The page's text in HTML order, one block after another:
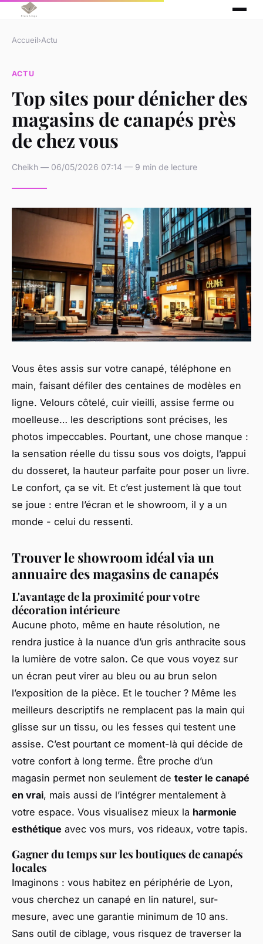
Accueil›Actu
ACTU
Top sites pour dénicher des
magasins de canapés près
de chez vous
Cheikh — 06/05/2026 07:14 — 9 min de lecture
Vous êtes assis sur votre canapé, téléphone en
main, faisant défiler des centaines de modèles en
ligne. Velours côtelé, cuir vieilli, assise ferme ou
moelleuse… les descriptions sont précises, les
photos impeccables. Pourtant, une chose manque :
la sensation réelle du tissu sous vos doigts, l’appui
du dosseret, la hauteur parfaite pour poser un livre.
Le confort, ça se vit. Et c’est justement là que tout
se joue : entre l’écran et le showroom, il y a un
monde - celui du ressenti.
Trouver le showroom idéal via un
annuaire des magasins de canapés
L'avantage de la proximité pour votre
décoration intérieure
Aucune photo, même en haute résolution, ne
rendra justice à la nuance d’un gris anthracite sous
la lumière de votre salon. Ce que vous voyez sur
un écran peut virer au bleu ou au brun selon
l’exposition de la pièce. Et le toucher ? Même les
meilleurs descriptifs ne remplacent pas la main qui
glisse sur un tissu, ou les fesses qui testent une
assise. C’est pourtant ce moment-là qui décide de
votre confort à long terme. Être proche d’un
magasin permet non seulement de tester le canapé
en vrai, mais aussi de l’intégrer mentalement à
votre espace. Vous visualisez mieux la harmonie
esthétique avec vos murs, vos rideaux, votre tapis.
Gagner du temps sur les boutiques de canapés
locales
Imaginons : vous habitez en périphérie de Lyon,
vous cherchez un canapé en lin naturel, sur-
mesure, avec une garantie minimum de 10 ans.
Sans outil de ciblage, vous risquez de traverser la